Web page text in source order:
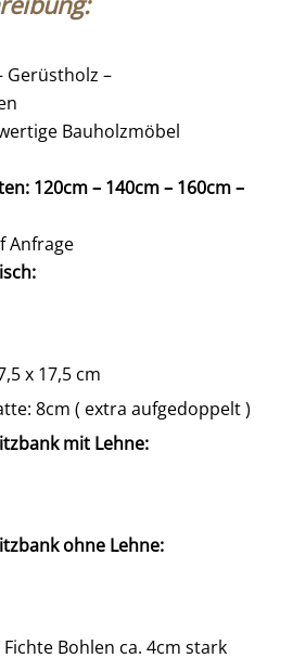
Gerüstholz –
Bauholzmöbel
120cm – 140cm – 160cm –
Anfrage
x 17,5 cm
8cm ( extra aufgedoppelt )
mit Lehne:
ohne Lehne:
Bohlen ca. 4cm stark